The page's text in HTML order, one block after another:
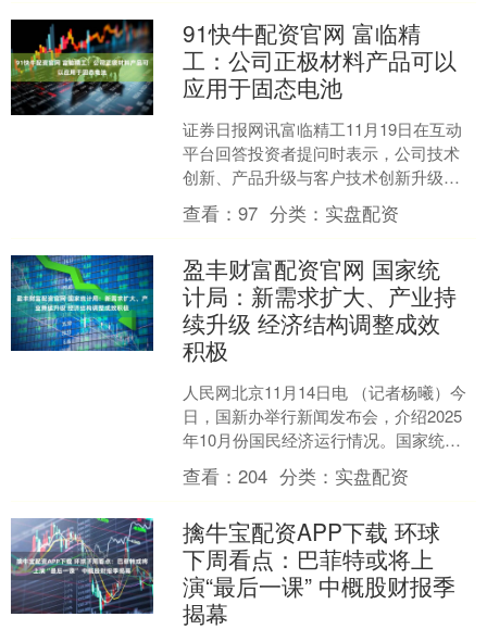
91快牛配资官网 富临精
工：公司正极材料产品可以
应用于固态电池
证券日报网讯富临精工11月19日在互动
平台回答投资者提问时表示，公司技术
创新、产品升级与客户技术创新升级趋
势及市场需求紧密结合，公司将根据市
场和客户需求，持续推....
查看：97 分类： 实盘配资
盈丰财富配资官网 国家统
计局：新需求扩大、产业持
续升级 经济结构调整成效
积极
人民网北京11月14日电 （记者杨曦）今
日，国新办举行新闻发布会，介绍2025
年10月份国民经济运行情况。国家统计
局新闻发言人付凌晖在会上表示，今年
以来，我国推....
查看：204 分类： 实盘配资
擒牛宝配资APP下载 环球
下周看点：巴菲特或将上
演“最后一课” 中概股财报季
揭幕